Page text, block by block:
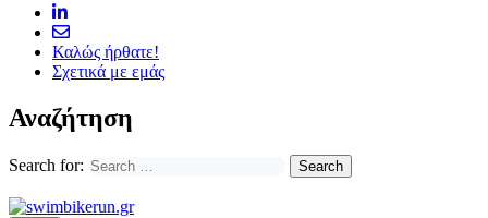
Καλώς ήρθατε!
Σχετικά με εμάς
Αναζήτηση
Search for: